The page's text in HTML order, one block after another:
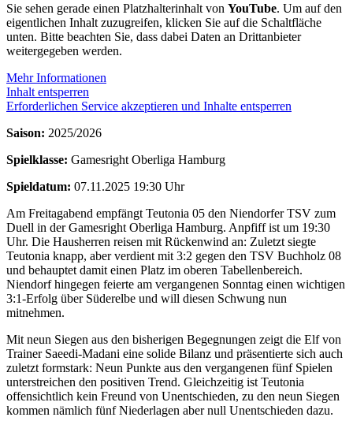
Sie sehen gerade einen Platzhalterinhalt von YouTube. Um auf den
eigentlichen Inhalt zuzugreifen, klicken Sie auf die Schaltfläche
unten. Bitte beachten Sie, dass dabei Daten an Drittanbieter
weitergegeben werden.
Mehr Informationen
Inhalt entsperren
Erforderlichen Service akzeptieren und Inhalte entsperren
Saison: 2025/2026
Spielklasse: Gamesright Oberliga Hamburg
Spieldatum: 07.11.2025 19:30 Uhr
Am Freitagabend empfängt Teutonia 05 den Niendorfer TSV zum
Duell in der Gamesright Oberliga Hamburg. Anpfiff ist um 19:30
Uhr. Die Hausherren reisen mit Rückenwind an: Zuletzt siegte
Teutonia knapp, aber verdient mit 3:2 gegen den TSV Buchholz 08
und behauptet damit einen Platz im oberen Tabellenbereich.
Niendorf hingegen feierte am vergangenen Sonntag einen wichtigen
3:1-Erfolg über Süderelbe und will diesen Schwung nun
mitnehmen.
Mit neun Siegen aus den bisherigen Begegnungen zeigt die Elf von
Trainer Saeedi-Madani eine solide Bilanz und präsentierte sich auch
zuletzt formstark: Neun Punkte aus den vergangenen fünf Spielen
unterstreichen den positiven Trend. Gleichzeitig ist Teutonia
offensichtlich kein Freund von Unentschieden, zu den neun Siegen
kommen nämlich fünf Niederlagen aber null Unentschieden dazu.